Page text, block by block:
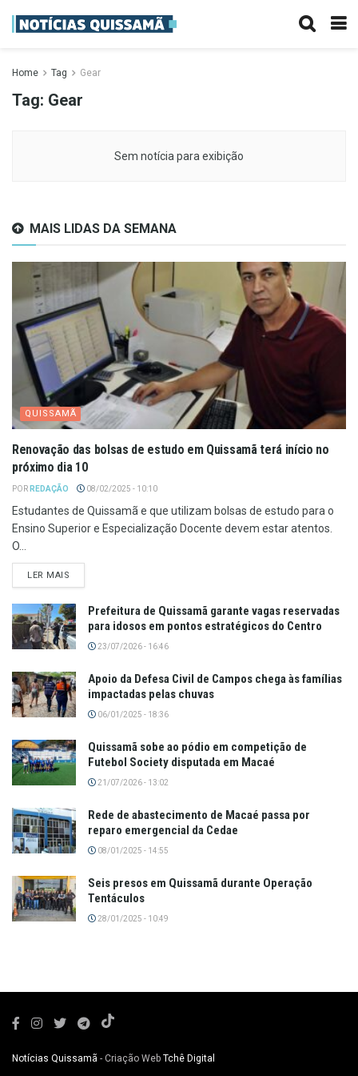
Home Tag Gear
Tag: Gear
Sem notícia para exibição
MAIS LIDAS DA SEMANA
QUISSAMÃ
Renovação das bolsas de estudo em Quissamã terá início no
próximo dia 10
POR REDAÇÃO 08/02/2025 - 10:10
Estudantes de Quissamã e que utilizam bolsas de estudo para o
Ensino Superior e Especialização Docente devem estar atentos.
O...
LER MAIS
Prefeitura de Quissamã garante vagas reservadas
para idosos em pontos estratégicos do Centro
23/07/2026 - 16:46
Apoio da Defesa Civil de Campos chega às famílias
impactadas pelas chuvas
06/01/2025 - 18:36
Quissamã sobe ao pódio em competição de
Futebol Society disputada em Macaé
21/07/2026 - 13:02
Rede de abastecimento de Macaé passa por
reparo emergencial da Cedae
08/01/2025 - 14:55
Seis presos em Quissamã durante Operação
Tentáculos
28/01/2025 - 10:49
Notícias Quissamã - Criação Web Tchê Digital